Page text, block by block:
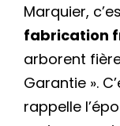
Marquier,
fabrication
arborent
Garantie ».
rappelle